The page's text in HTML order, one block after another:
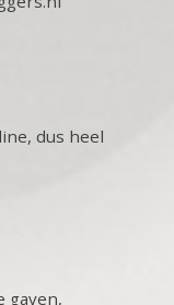
dus heel
gaven,